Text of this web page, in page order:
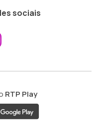
sociais
ao
RTP Play